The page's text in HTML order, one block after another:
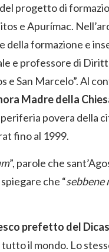
progetto di
e Apurímac.
formazione e
e professore di
e San Marcelo”. Al
Madre della
povera della
fino al 1999.
”, parole che
che “
prefetto del
il mondo. Lo